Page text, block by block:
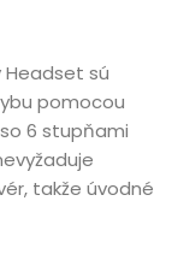
Headset sú
pomocou
6 stupňami
takže úvodné